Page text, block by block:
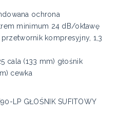
ochrona
minimum 24 dB/oktawę
kompresyjny, 1,3
cala (133 mm) głośnik
cewka
LP GŁOŚNIK SUFITOWY